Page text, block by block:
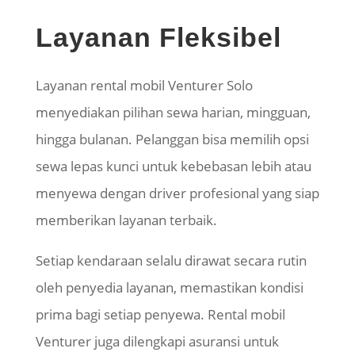
Layanan Fleksibel
Layanan rental mobil Venturer Solo
menyediakan pilihan sewa harian, mingguan,
hingga bulanan. Pelanggan bisa memilih opsi
sewa lepas kunci untuk kebebasan lebih atau
menyewa dengan driver profesional yang siap
memberikan layanan terbaik.
Setiap kendaraan selalu dirawat secara rutin
oleh penyedia layanan, memastikan kondisi
prima bagi setiap penyewa. Rental mobil
Venturer juga dilengkapi asuransi untuk